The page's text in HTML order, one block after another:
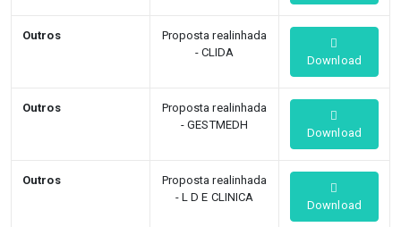
Outros
Proposta realinhada
- CLIDA
Download
Outros
Proposta realinhada
- GESTMEDH
Download
Outros
Proposta realinhada
- L D E CLINICA
Download